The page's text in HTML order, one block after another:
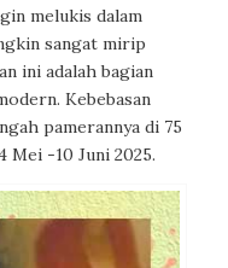
melukis dalam
sangat mirip
ini adalah bagian
Kebebasan
pamerannya di 75
Mei -10 Juni 2025.